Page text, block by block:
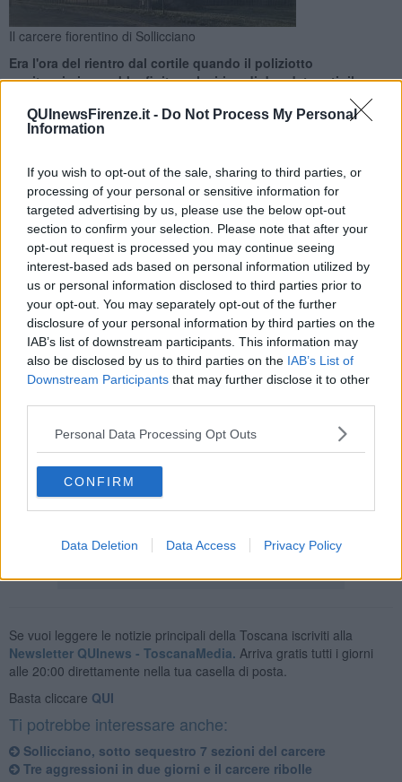
QUInewsFirenze.it - Do Not Process My Personal
Information
If you wish to opt-out of the sale, sharing to third parties, or
processing of your personal or sensitive information for
targeted advertising by us, please use the below opt-out
section to confirm your selection. Please note that after your
opt-out request is processed you may continue seeing
interest-based ads based on personal information utilized by
us or personal information disclosed to third parties prior to
your opt-out. You may separately opt-out of the further
disclosure of your personal information by third parties on the
IAB’s list of downstream participants. This information may
also be disclosed by us to third parties on the IAB’s List of
Downstream Participants that may further disclose it to other
Personal Data Processing Opt Outs
CONFIRM
Data Deletion Data Access Privacy Policy
Il carcere fiorentino di Sollicciano
Era l'ora del rientro dal cortile quando il poliziotto
penitenziario sarebbe finito nel mirino di due detenuti: il
FIRENZE —E' ancora alta tensione in un carcere toscano, in
particolare in quello fiorentino diSollicciano le cui condizioni
sono da tempo al centro dell'attenzione: nella giornata di ieri, il
sindacato autonomo di polizia penitenziaria (Sappe) ha reso noto
un nuovo episodio di violenza ai danni di uno degli agenti.
Raggiunto da un pugno al volto, il poliziotto ha avuto bisogno di
recarsi in ospedale per le cure necessarie.
Secondo la ricostruzione del segretario regionale Sappe Francesco
Oliviero, i detenuti coinvolti nell'aggressione sarebbero due, e
avrebbero agito nel momento del rientro dal cortile passeggi.
Secondo Oliviero i due non sarebbero nuovi a gesti del genere nei
confronti del personale carcerario, il che porta il rappresentante
sindacale a chiederne il trasferimento in due diversi e distinti istituti
di pena.
Se vuoi leggere le notizie principali della Toscana iscriviti alla
Newsletter QUInews - ToscanaMedia. Arriva gratis tutti i giorni
alle 20:00 direttamente nella tua casella di posta.
Basta cliccare QUI
Ti potrebbe interessare anche:
Sollicciano, sotto sequestro 7 sezioni del carcere
Tre aggressioni in due giorni e il carcere ribolle